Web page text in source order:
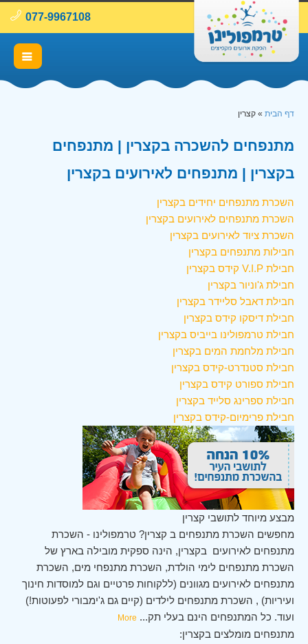
077-9967108
דף הבית » קצרין
מתנפחים להשכרה בקצרין | מתנפחים
בקצרין | מתנפחים לאירועים בקצרין
השכרת מתנפחים יחידים בקצרין
השכרת מתנפחים לאירועים בקצרין
השכרת ציוד לאירועים בקצרין
חבילות מתנפחים בקצרין
חבילת V.I.P קידס בקצרין
חבילת ג'וניור בקצרין
חבילת דאבל סליידר בקצרין
חבילת דיסקו קידס בקצרין
חבילת טרמפולינו בייביס בקצרין
חבילת מלחמת המים בקצרין
חבילת סטנדרט-קידס בקצרין
חבילת ספורט קידס בקצרין
חבילת ספרינג סלייד בקצרין
חבילת פרימיום-קידס בקצרין
מבצע מיוחד לתושבי קצרין
מחפשים השכרת מתנפחים ב קצרין? טרמפולינו - השכרת
מתנפחים לאירועים בקצרין, הינה ספקית מובילה בארץ של
השכרת מתנפחים לימי הולדת, השכרת מתנפחי מים, השכרת
מתנפחים לאירועים מגוונים (ללקוחות פרטיים וגם למוסדות חינוך
ועיריות) , השכרת מתנפחים לילדים (קיים גם ג'ימבורי לפעוטות!)
ועוד. כל המתנפחים הינם בעלי תק...
More
מתנפחים מומלצים בקצרין: